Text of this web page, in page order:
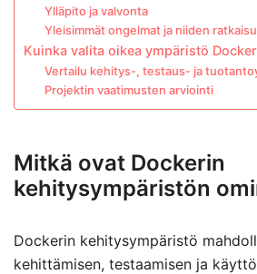
Ylläpito ja valvonta
Yleisimmät ongelmat ja niiden
Kuinka valita oikea ympäristö
Vertailu kehitys-, testaus- ja
Projektin vaatimusten arviointi
Mitkä ovat Dockerin
kehitysympäristön
Dockerin kehitysympäristö
kehittämisen, testaamisen ja